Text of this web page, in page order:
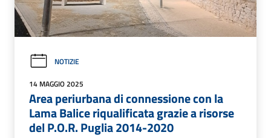
NOTIZIE
14 MAGGIO 2025
Area periurbana di connessione con la
Lama Balice riqualificata grazie a risorse
del P.O.R. Puglia 2014-2020